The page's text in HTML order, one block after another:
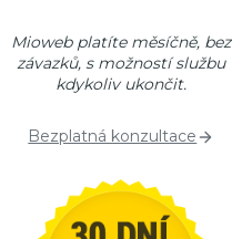
Mioweb platíte měsíčně, bez
závazků, s možností službu
kdykoliv ukončit.
Bezplatná konzultace